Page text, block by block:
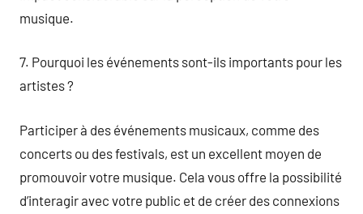
musique.
7. Pourquoi les événements sont-ils importants pour les
artistes ?
Participer à des événements musicaux, comme des
concerts ou des festivals, est un excellent moyen de
promouvoir votre musique. Cela vous offre la possibilité
d’interagir avec votre public et de créer des connexions